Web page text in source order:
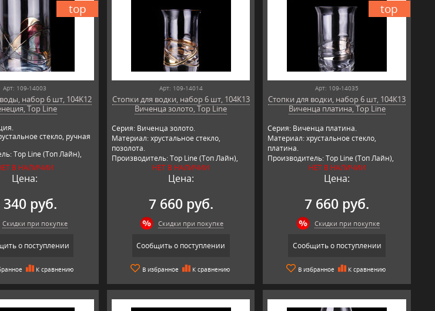
top
Арт: 109-14003
набор 6 шт, 104K12
Top Line
стекло, ручная
Top Line (Топ Лайн),
В НАЛИЧИИ
Цена:
340 руб.
Скидки при покупке
о поступлении
К сравнению
Арт: 109-14014
Стопки для водки, набор 6 шт, 104К13
Виченца золото, Top Line
Серия: Виченца золото.
Материал: хрустальное стекло,
позолота.
Производитель: Top Line (Топ Лайн),
НЕТ В НАЛИЧИИ
Цена:
7 660 руб.
Скидки при покупке
Сообщить о поступлении
В избранное К сравнению
top
Арт: 109-14035
Стопки для водки, набор 6 шт, 104К13
Виченца платина, Top Line
Серия: Виченца платина.
Материал: хрустальное стекло,
платина.
Производитель: Top Line (Топ Лайн),
НЕТ В НАЛИЧИИ
Цена:
7 660 руб.
Скидки при покупке
Сообщить о поступлении
В избранное К сравнению